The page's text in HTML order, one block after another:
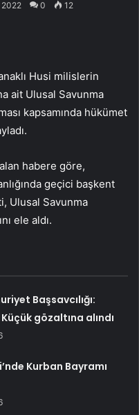
2022 0 12
Husi milislerin
ait Ulusal Savunma
kapsamında hükümet
habere göre,
geçici başkent
Ulusal Savunma
ele aldı.
Başsavcılığı:
gözaltına alındı
Kurban Bayramı